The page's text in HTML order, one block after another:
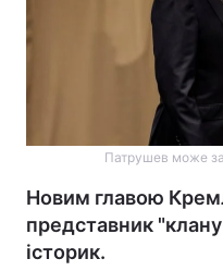
Патрушев може
Новим главою
представник "клану
історик.